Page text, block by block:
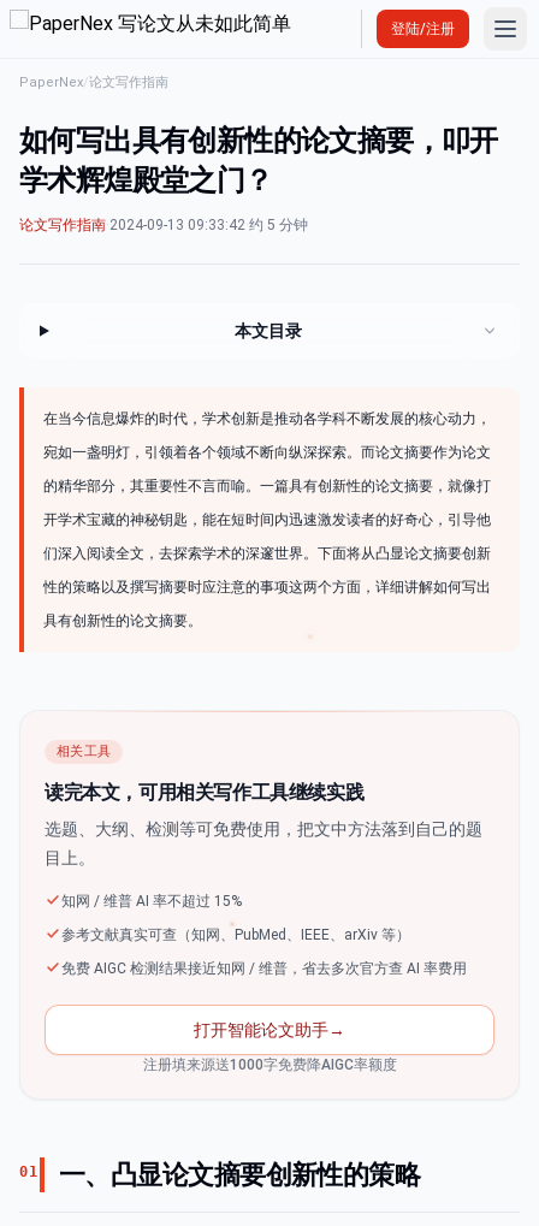
登陆/注册
PaperNex/论文写作指南
如何写出具有创新性的论文摘要，叩开
学术辉煌殿堂之门？
论文写作指南·2024-09-13 09:33:42·约 5 分钟
本文目录
在当今信息爆炸的时代，学术创新是推动各学科不断发展的核心动力，
宛如一盏明灯，引领着各个领域不断向纵深探索。而论文摘要作为论文
的精华部分，其重要性不言而喻。一篇具有创新性的论文摘要，就像打
开学术宝藏的神秘钥匙，能在短时间内迅速激发读者的好奇心，引导他
们深入阅读全文，去探索学术的深邃世界。下面将从凸显论文摘要创新
性的策略以及撰写摘要时应注意的事项这两个方面，详细讲解如何写出
具有创新性的论文摘要。
相关工具
读完本文，可用相关写作工具继续实践
选题、大纲、检测等可免费使用，把文中方法落到自己的题
目上。
知网 / 维普 AI 率不超过 15%
参考文献真实可查（知网、PubMed、IEEE、arXiv 等）
免费 AIGC 检测结果接近知网 / 维普，省去多次官方查 AI 率费用
打开智能论文助手→
注册填来源送1000字免费降AIGC率额度
01 一、凸显论文摘要创新性的策略